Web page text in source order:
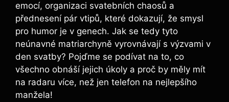
emocí, organizaci svatebních chaosů a
přednesení pár vtipů, které dokazují, že smysl
pro humor je v genech. Jak se tedy tyto
neúnavné matriarchyně vyrovnávají s výzvami v
den svatby? Pojďme se podívat na to, co
všechno obnáší jejich úkoly a proč by měly mít
na radaru více, než jen telefon na nejlepšího
manžela!